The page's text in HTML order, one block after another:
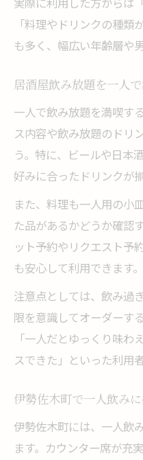
「料理やドリンクの種
も多く、幅広い年齢層や
居酒屋飲み放題を一人
一人で飲み放題を満喫す
ス内容や飲み放題のドリ
う。特に、ビールや日本
好みに合ったドリンクが
また、料理も一人用の小
た品があるかどうか確認
ット予約やリクエスト予
も安心して利用できます。
注意点としては、飲み過
限を意識してオーダーす
「一人だとゆっくり味
スできた」といった利用
伊勢佐木町で一人飲み
伊勢佐木町には、一人飲
ます。カウンター席が充